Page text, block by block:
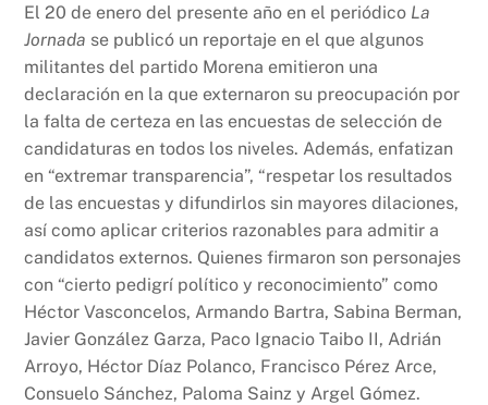
c
e
b
o
o
k
at
s
A
p
p
nt p
y
Li
n
k
El 20 de enero del presente año en el periódico La
Jornada se publicó un reportaje en el que algunos
militantes del partido Morena emitieron una
declaración en la que externaron su preocupación por
la falta de certeza en las encuestas de selección de
candidaturas en todos los niveles. Además, enfatizan
en “extremar transparencia”, “respetar los resultados
de las encuestas y difundirlos sin mayores dilaciones,
así como aplicar criterios razonables para admitir a
candidatos externos. Quienes firmaron son personajes
con “cierto pedigrí político y reconocimiento” como
Héctor Vasconcelos, Armando Bartra, Sabina Berman,
Javier González Garza, Paco Ignacio Taibo II, Adrián
Arroyo, Héctor Díaz Polanco, Francisco Pérez Arce,
Consuelo Sánchez, Paloma Sainz y Argel Gómez.